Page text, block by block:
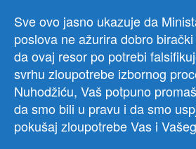
Sve ovo jasno ukazuje da
poslova ne ažurira dobro
da ovaj resor po potrebi
svrhu zloupotrebe izbornog
Nuhodžiću, Vaš potpuno
da smo bili u pravu i da smo
pokušaj zloupotrebe Vas i